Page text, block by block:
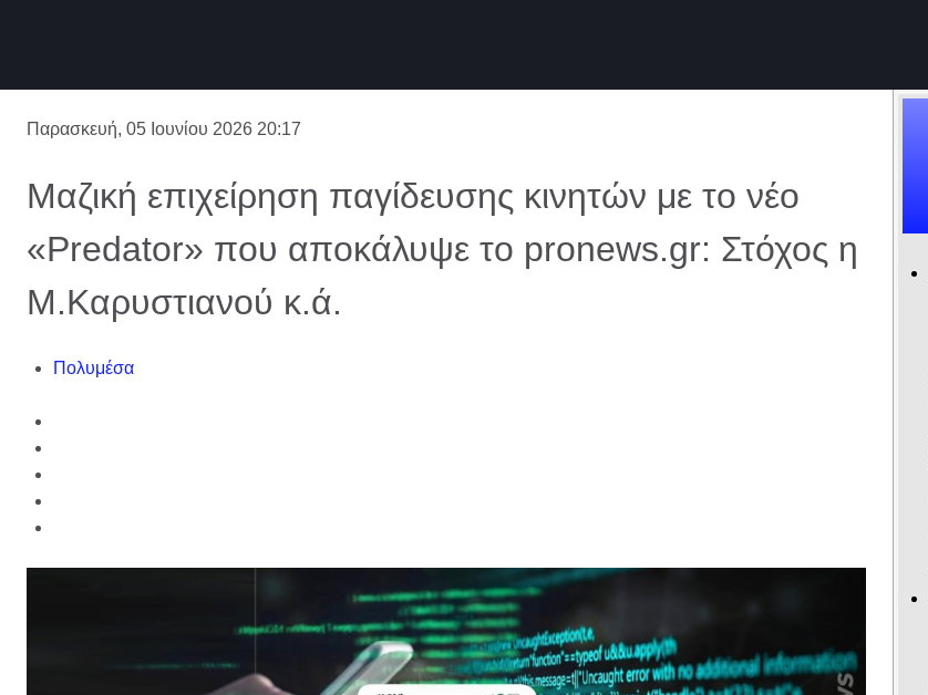
Παρασκευή, 05 Ιουνίου 2026 20:17
Μαζική επιχείρηση παγίδευσης κινητών με το νέο
«Predator» που αποκάλυψε το pronews.gr: Στόχος η
Μ.Καρυστιανού κ.ά.
Πολυμέσα